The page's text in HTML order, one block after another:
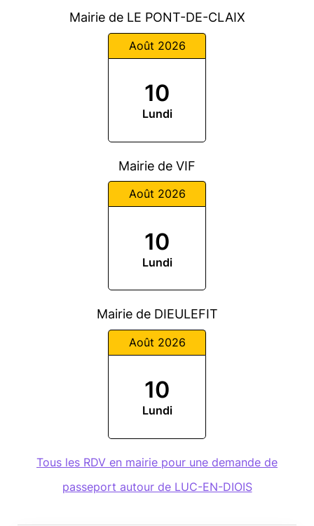
Mairie de LE PONT-DE-CLAIX
Août 2026
10
Lundi
Mairie de VIF
Août 2026
10
Lundi
Mairie de DIEULEFIT
Août 2026
10
Lundi
Tous les RDV en mairie pour une demande de
passeport autour de LUC-EN-DIOIS